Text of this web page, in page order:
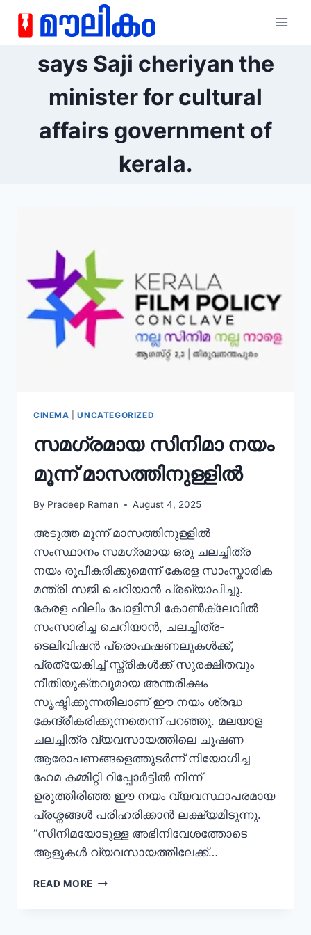
says Saji cheriyan the
minister for cultural
affairs government of
kerala.
CINEMA |UNCATEGORIZED
സമഗ്രമായ സിനിമാ നയം
മൂന്ന് മാസത്തിനുള്ളിൽ
By Pradeep Raman August 4, 2025
അടുത്ത മൂന്ന് മാസത്തിനുള്ളിൽ
സംസ്ഥാനം സമഗ്രമായ ഒരു ചലച്ചിത്ര
നയം രൂപീകരിക്കുമെന്ന് കേരള സാംസ്കാരിക
മന്ത്രി സജി ചെറിയാൻ പ്രഖ്യാപിച്ചു.
കേരള ഫിലിം പോളിസി കോൺക്ലേവിൽ
സംസാരിച്ച ചെറിയാൻ, ചലച്ചിത്ര-
ടെലിവിഷൻ പ്രൊഫഷണലുകൾക്ക്,
പ്രത്യേകിച്ച് സ്ത്രീകൾക്ക് സുരക്ഷിതവും
നീതിയുക്തവുമായ അന്തരീക്ഷം
സൃഷ്ടിക്കുന്നതിലാണ് ഈ നയം ശ്രദ്ധ
കേന്ദ്രീകരിക്കുന്നതെന്ന് പറഞ്ഞു. മലയാള
ചലച്ചിത്ര വ്യവസായത്തിലെ ചൂഷണ
ആരോപണങ്ങളെത്തുടർന്ന് നിയോഗിച്ച
ഹേമ കമ്മിറ്റി റിപ്പോർട്ടിൽ നിന്ന്
ഉരുത്തിരിഞ്ഞ ഈ നയം വ്യവസ്ഥാപരമായ
പ്രശ്നങ്ങൾ പരിഹരിക്കാൻ ലക്ഷ്യമിടുന്നു.
“സിനിമയോടുള്ള അഭിനിവേശത്തോടെ
ആളുകൾ വ്യവസായത്തിലേക്ക്…
READ MORE